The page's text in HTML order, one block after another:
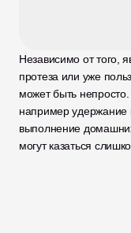
Независимо от того,
протеза или уже
может быть
например удержание
выполнение
могут казаться